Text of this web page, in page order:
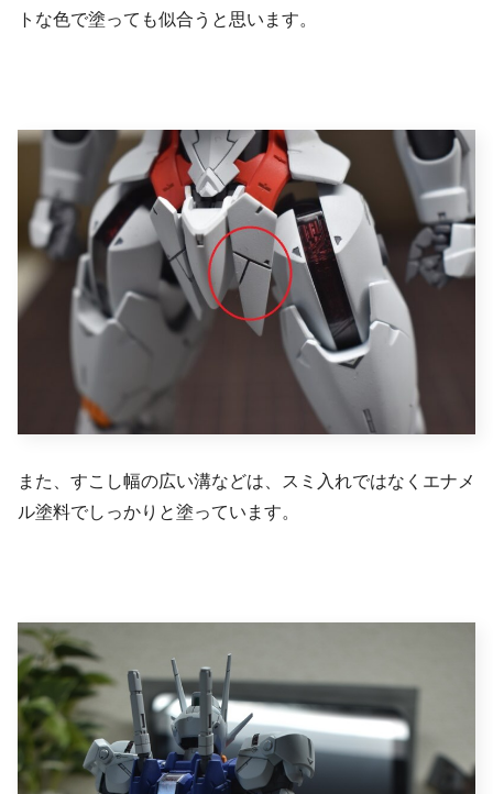
トな色で塗っても似合うと思います。
また、すこし幅の広い溝などは、スミ入れではなくエナメ
ル塗料でしっかりと塗っています。